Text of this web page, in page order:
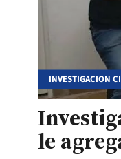
INVESTIGACION
le